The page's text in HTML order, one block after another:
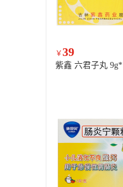
￥39
紫鑫 六君子丸